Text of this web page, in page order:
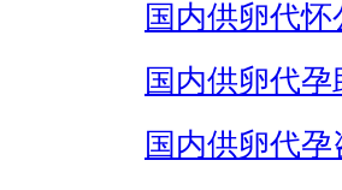
国内供卵代怀
国内供卵代孕
国内供卵代孕